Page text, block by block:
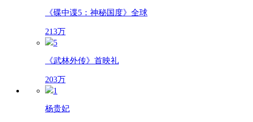
《碟中谍5：神秘国度》全球
213万
5
《武林外传》首映礼
203万
1
杨贵妃